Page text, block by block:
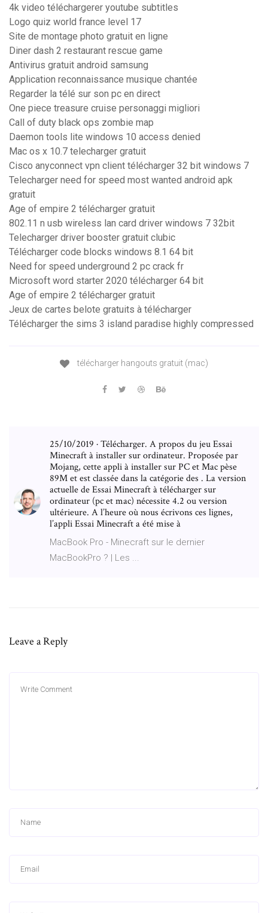
4k video téléchargerer youtube subtitles
Logo quiz world france level 17
Site de montage photo gratuit en ligne
Diner dash 2 restaurant rescue game
Antivirus gratuit android samsung
Application reconnaissance musique chantée
Regarder la télé sur son pc en direct
One piece treasure cruise personaggi migliori
Call of duty black ops zombie map
Daemon tools lite windows 10 access denied
Mac os x 10.7 telecharger gratuit
Cisco anyconnect vpn client télécharger 32 bit windows 7
Telecharger need for speed most wanted android apk
gratuit
Age of empire 2 télécharger gratuit
802.11 n usb wireless lan card driver windows 7 32bit
Telecharger driver booster gratuit clubic
Télécharger code blocks windows 8.1 64 bit
Need for speed underground 2 pc crack fr
Microsoft word starter 2020 télécharger 64 bit
Age of empire 2 télécharger gratuit
Jeux de cartes belote gratuits à télécharger
Télécharger the sims 3 island paradise highly compressed
télécharger hangouts gratuit (mac)
25/10/2019 · Télécharger. A propos du jeu Essai
Minecraft à installer sur ordinateur. Proposée par
Mojang, cette appli à installer sur PC et Mac pèse
89M et est classée dans la catégorie des . La version
actuelle de Essai Minecraft à télécharger sur
ordinateur (pc et mac) nécessite 4.2 ou version
ultérieure. A l’heure où nous écrivons ces lignes,
l’appli Essai Minecraft a été mise à
MacBook Pro - Minecraft sur le dernier
MacBookPro ? | Les ...
Leave a Reply